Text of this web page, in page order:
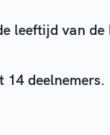
leeftijd van de
14